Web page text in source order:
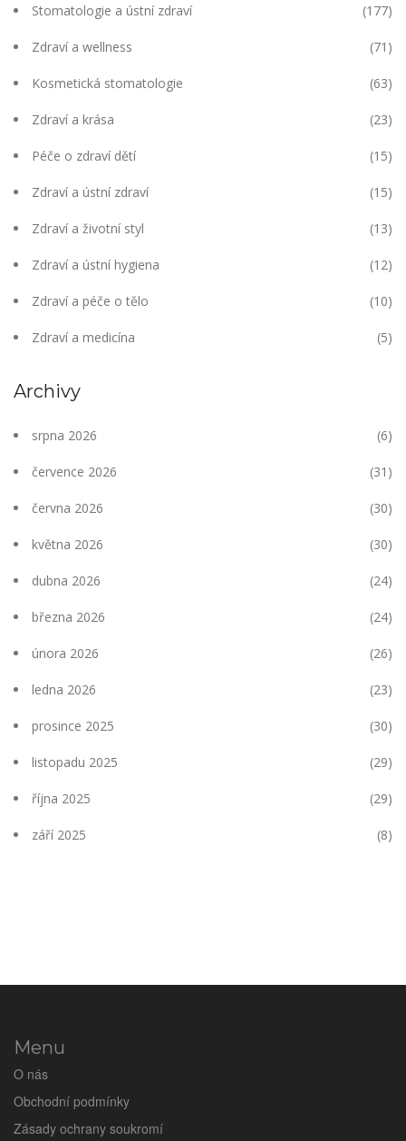
Stomatologie a ústní zdraví (177)
Zdraví a wellness (71)
Kosmetická stomatologie (63)
Zdraví a krása (23)
Péče o zdraví dětí (15)
Zdraví a ústní zdraví (15)
Zdraví a životní styl (13)
Zdraví a ústní hygiena (12)
Zdraví a péče o tělo (10)
Zdraví a medicína (5)
Archivy
srpna 2026 (6)
července 2026 (31)
června 2026 (30)
května 2026 (30)
dubna 2026 (24)
března 2026 (24)
února 2026 (26)
ledna 2026 (23)
prosince 2025 (30)
listopadu 2025 (29)
října 2025 (29)
září 2025 (8)
Menu
O nás
Obchodní podmínky
Zásady ochrany soukromí